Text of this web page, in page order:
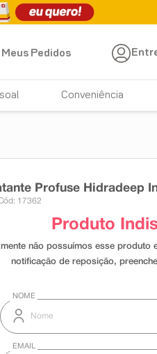
Meus Pedidos
Conveniência
Profuse Hidradeep
17362